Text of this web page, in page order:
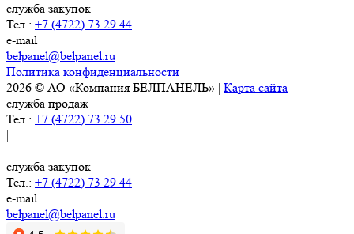
служба закупок
Тел.: +7 (4722) 73 29 44
e-mail
belpanel@belpanel.ru
Политика конфиденциальности
2026 © АО «Компания БЕЛПАНЕЛЬ» | Карта сайта
служба продаж
Тел.: +7 (4722) 73 29 50
|
служба закупок
Тел.: +7 (4722) 73 29 44
e-mail
belpanel@belpanel.ru